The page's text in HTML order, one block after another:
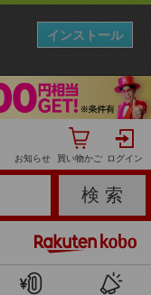
インストール
お知らせ